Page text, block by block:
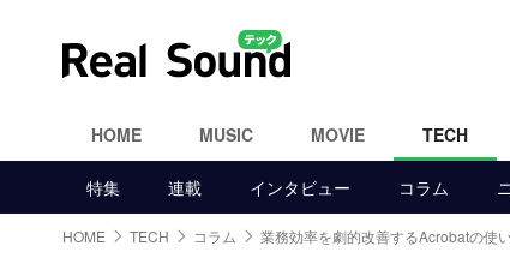
HOME MUSIC MOVIE TECH
特集 連載 インタビュー コラム
HOME TECH コラム 業務効率を劇的改善するAcrobatの使